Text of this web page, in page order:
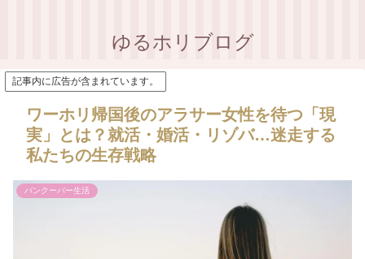
ゆるホリブログ
記事内に広告が含まれています。
ワーホリ帰国後のアラサー女性を待つ「現
実」とは？就活・婚活・リゾバ…迷走する
私たちの生存戦略
バンクーバー生活